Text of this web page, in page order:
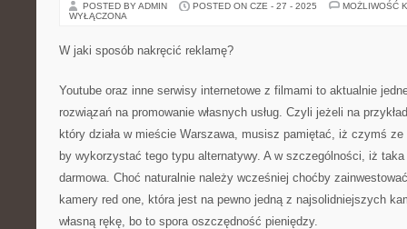
POSTED BY ADMIN POSTED ON CZE - 27 - 2025
MOŻLIWOŚĆ
WYŁĄCZONA
W jaki sposób nakręcić reklamę?
Youtube oraz inne serwisy internetowe z filmami to aktualnie
rozwiązań na promowanie własnych usług. Czyli jeżeli na
który działa w mieście Warszawa, musisz pamiętać, iż czymś
by wykorzystać tego typu alternatywy. A w szczególności, iż taka
darmowa. Choć naturalnie należy wcześniej choćby
kamery red one, która jest na pewno jedną z najsolidniejszych
własną rękę, bo to spora oszczędność pieniędzy.